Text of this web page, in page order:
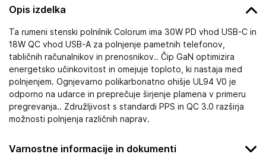
Opis izdelka
Ta rumeni stenski polnilnik Colorum ima 30W PD vhod USB-C in
18W QC vhod USB-A za polnjenje pametnih telefonov,
tabličnih računalnikov in prenosnikov.. Čip GaN optimizira
energetsko učinkovitost in omejuje toploto, ki nastaja med
polnjenjem. Ognjevarno polikarbonatno ohišje UL94 V0 je
odporno na udarce in preprečuje širjenje plamena v primeru
pregrevanja.. Združljivost s standardi PPS in QC 3.0 razširja
možnosti polnjenja različnih naprav.
Varnostne informacije in dokumenti